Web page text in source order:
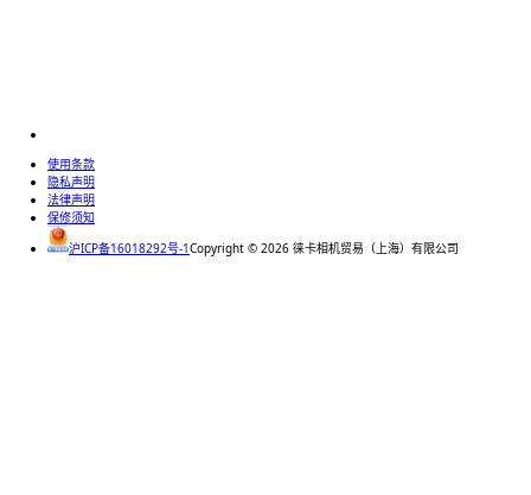
使用条款
隐私声明
法律声明
保修须知
沪ICP备16018292号-1Copyright © 2026 徕卡相机贸易（上海）有限公司